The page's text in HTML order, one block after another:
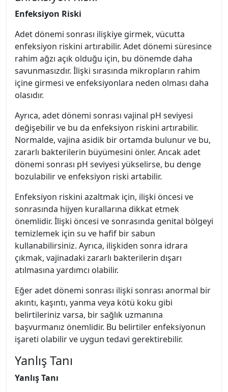
Enfeksiyon Riski
Adet dönemi sonrası ilişkiye girmek, vücutta
enfeksiyon riskini artırabilir. Adet dönemi süresince
rahim ağzı açık olduğu için, bu dönemde daha
savunmasızdır. İlişki sırasında mikropların rahim
içine girmesi ve enfeksiyonlara neden olması daha
olasıdır.
Ayrıca, adet dönemi sonrası vajinal pH seviyesi
değişebilir ve bu da enfeksiyon riskini artırabilir.
Normalde, vajina asidik bir ortamda bulunur ve bu,
zararlı bakterilerin büyümesini önler. Ancak adet
dönemi sonrası pH seviyesi yükselirse, bu denge
bozulabilir ve enfeksiyon riski artabilir.
Enfeksiyon riskini azaltmak için, ilişki öncesi ve
sonrasında hijyen kurallarına dikkat etmek
önemlidir. İlişki öncesi ve sonrasında genital bölgeyi
temizlemek için su ve hafif bir sabun
kullanabilirsiniz. Ayrıca, ilişkiden sonra idrara
çıkmak, vajinadaki zararlı bakterilerin dışarı
atılmasına yardımcı olabilir.
Eğer adet dönemi sonrası ilişki sonrası anormal bir
akıntı, kaşıntı, yanma veya kötü koku gibi
belirtileriniz varsa, bir sağlık uzmanına
başvurmanız önemlidir. Bu belirtiler enfeksiyonun
işareti olabilir ve uygun tedavi gerektirebilir.
Yanlış Tanı
Yanlış Tanı